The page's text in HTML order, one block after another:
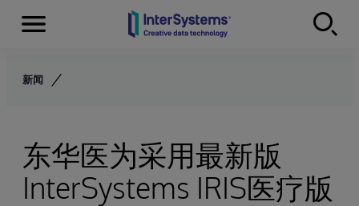
Skip to content
Menu
新闻
东华医为采用最新版
InterSystems IRIS医疗版